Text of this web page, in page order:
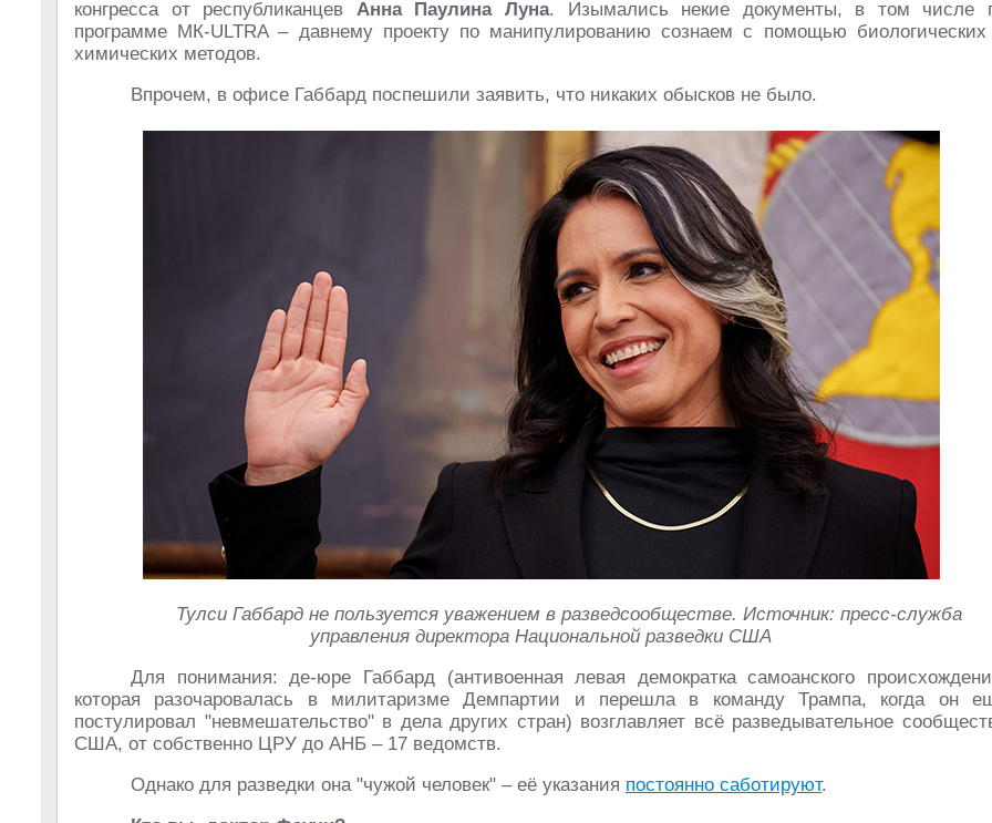
конгресса от республиканцев Анна Паулина Луна. Изымались некие документы, в том числе
программе МК-ULTRA – давнему проекту по манипулированию сознаем с помощью
химических методов.
Впрочем, в офисе Габбард поспешили заявить, что никаких обысков не было.
Тулси Габбард не пользуется уважением в разведсообществе. Источник: пресс-служба
управления директора Национальной разведки США
Для понимания: де-юре Габбард (антивоенная левая демократка самоанского
которая разочаровалась в милитаризме Демпартии и перешла в команду Трампа, когда он
постулировал "невмешательство" в дела других стран) возглавляет всё разведывательное
США, от собственно ЦРУ до АНБ – 17 ведомств.
Однако для разведки она "чужой человек" – её указания постоянно саботируют.